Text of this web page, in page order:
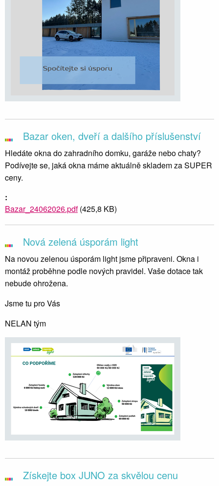
Bazar oken, dveří a dalšího příslušenství
Hledáte okna do zahradního domku, garáže nebo chaty?
Podívejte se, jaká okna máme aktuálně skladem za SUPER
ceny.
:
Bazar_24062026.pdf(425,8 KB)
Nová zelená úsporám light
Na novou zelenou úsporám light jsme připraveni. Okna i
montáž proběhne podle nových pravidel. Vaše dotace tak
nebude ohrožena.
Jsme tu pro Vás
NELAN tým
Získejte box JUNO za skvělou cenu